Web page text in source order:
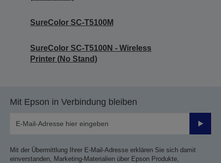
SureColor SC-T5100M
SureColor SC-T5100N - Wireless
Printer (No Stand)
Mit Epson in Verbindung bleiben
Mit der Übermittlung Ihrer E-Mail-Adresse erklären Sie sich damit
einverstanden, Marketing-Materialien über Epson Produkte,